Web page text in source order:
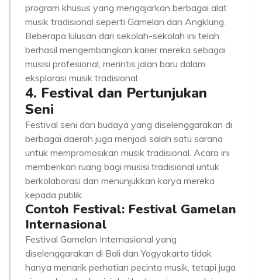
program khusus yang mengajarkan berbagai alat
musik tradisional seperti Gamelan dan Angklung.
Beberapa lulusan dari sekolah-sekolah ini telah
berhasil mengembangkan karier mereka sebagai
musisi profesional, merintis jalan baru dalam
eksplorasi musik tradisional.
4. Festival dan Pertunjukan
Seni
Festival seni dan budaya yang diselenggarakan di
berbagai daerah juga menjadi salah satu sarana
untuk mempromosikan musik tradisional. Acara ini
memberikan ruang bagi musisi tradisional untuk
berkolaborasi dan menunjukkan karya mereka
kepada publik.
Contoh Festival: Festival Gamelan
Internasional
Festival Gamelan Internasional yang
diselenggarakan di Bali dan Yogyakarta tidak
hanya menarik perhatian pecinta musik, tetapi juga